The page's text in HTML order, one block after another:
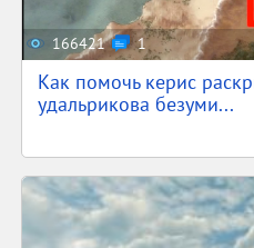
166421 1
Как помочь керис
удальрикова безуми...